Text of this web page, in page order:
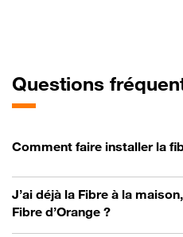
Questions
Comment faire installer la
J’ai déjà la Fibre à la
Fibre d’Orange ?